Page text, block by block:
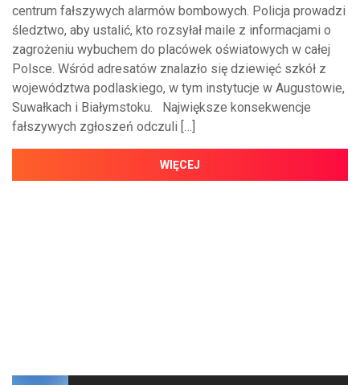
centrum fałszywych alarmów bombowych. Policja prowadzi
śledztwo, aby ustalić, kto rozsyłał maile z informacjami o
zagrożeniu wybuchem do placówek oświatowych w całej
Polsce. Wśród adresatów znalazło się dziewięć szkół z
województwa podlaskiego, w tym instytucje w Augustowie,
Suwałkach i Białymstoku. Największe konsekwencje
fałszywych zgłoszeń odczuli […]
WIĘCEJ